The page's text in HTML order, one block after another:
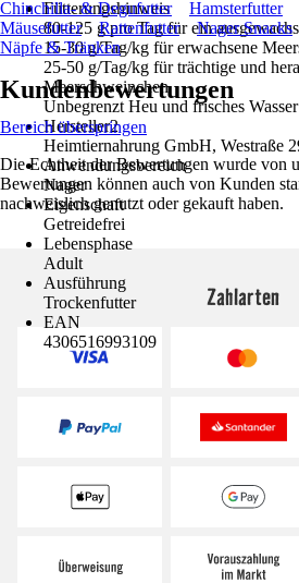
Fütterungshinweis
80-125 g pro Tag für ein
15-30 g/Tag/kg für erwachsene
25-50 g/Tag/kg für trächtige und
Meerschweinchen
Unbegrenzt Heu und frisches
Hersteller2
Heimtiernahrung GmbH, Westraße
Anwendungsbereich
Nager
Eigenschaft
Getreidefrei
Lebensphase
Adult
Ausführung
Trockenfutter
EAN
4306516993109
Chinchilla- & Degufutter
Hamsterfutter
Mäusefutter
Rattenfutter Nager Snacks
Näpfe & Tränken
Kundenbewertungen
Bereich überspringen
Die Echtheit der Bewertungen wurde von
Bewertungen können auch von Kunden
nachweislich genutzt oder gekauft haben.
Zahlarten